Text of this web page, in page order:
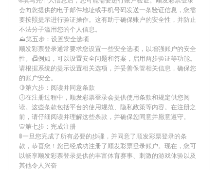
会向您提供的电子邮件地址或手机号码发送一条验证信息，您需
要按照提示进行验证操作。这有助于确保账户的安全性，并防止
不法分子滥用您的个人信息。
⛰第五步：设置安全选项
顺发彩票登录通常要求您设置一些安全选项，以增强账户的安全
性。📠例如，可以设置安全问题和答案，启用两步验证等功能。
请根据系统的提示设置相关选项，并妥善保管相关信息，确保您
的账户安全。
🍋第六步：阅读并同意条款
🕕在注册过程中， 顺发彩票登录会提供使用条款和规定供您阅
读。这些条款包括平台的使用规范、隐私政策等内容。在注册之
前，请仔细阅读并理解这些条款，并确保您同意并愿意遵守。
🦷第七步：完成注册
🚦一旦您完成了所有必要的步骤，并同意了顺发彩票登录的条
款，恭喜您！您已经成功注册了顺发彩票登录账户。现在，您可
以畅享顺发彩票登录提供的丰富体育赛事、刺激的游戏体验以及
其他令人兴奋